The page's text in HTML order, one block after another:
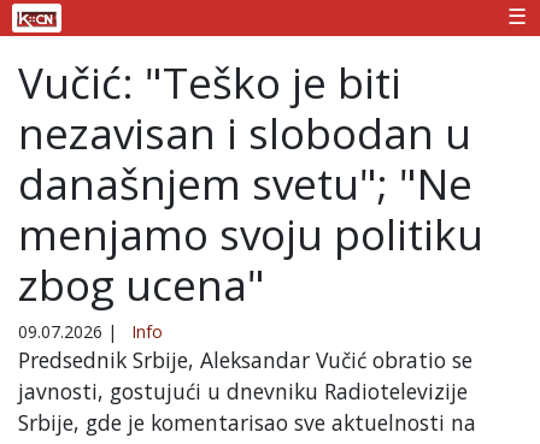
☰
Vučić: "Teško je biti
nezavisan i slobodan u
današnjem svetu"; "Ne
menjamo svoju politiku
zbog ucena"
09.07.2026 | Info
Predsednik Srbije, Aleksandar Vučić obratio se
javnosti, gostujući u dnevniku Radiotelevizije
Srbije, gde je komentarisao sve aktuelnosti na